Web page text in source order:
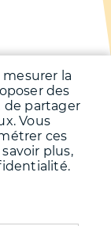
la
des
de partager
Vous
ces
plus,